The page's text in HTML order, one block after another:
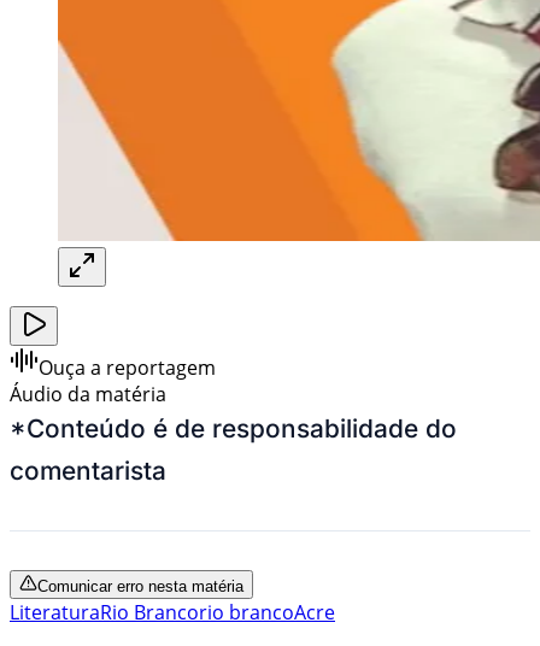
Ouça a reportagem
Áudio da matéria
*Conteúdo é de responsabilidade do
comentarista
Comunicar erro nesta matéria
LiteraturaRio Brancorio brancoAcre